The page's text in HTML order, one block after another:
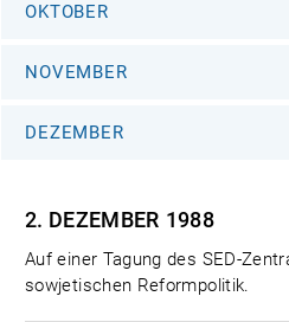
OKTOBER
NOVEMBER
DEZEMBER
2. DEZEMBER 1988
Auf einer Tagung des SED-
sowjetischen Reformpolitik.